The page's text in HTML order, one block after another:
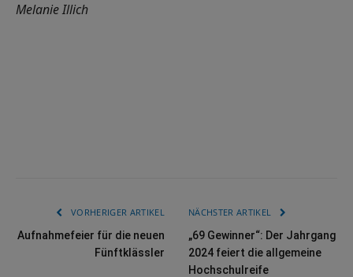
Melanie Illich
VORHERIGER ARTIKEL
Aufnahmefeier für die neuen
Fünftklässler
NÄCHSTER ARTIKEL
„69 Gewinner“: Der Jahrgang
2024 feiert die allgemeine
Hochschulreife